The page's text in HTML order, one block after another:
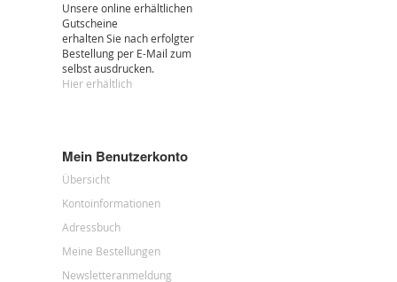
Unsere online erhältlichen
Gutscheine
erhalten Sie nach erfolgter
Bestellung per E-Mail zum
selbst ausdrucken.
Hier erhältlich
Mein Benutzerkonto
Übersicht
Kontoinformationen
Adressbuch
Meine Bestellungen
Newsletteranmeldung